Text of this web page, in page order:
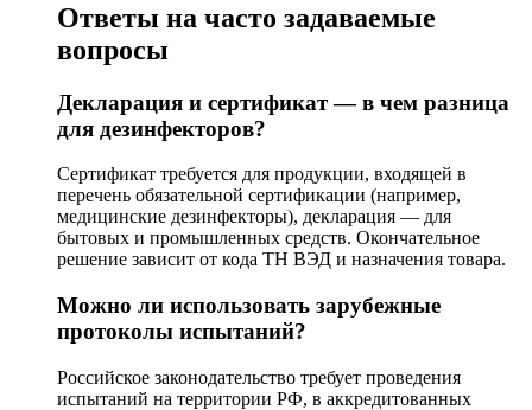
Ответы на часто задаваемые
вопросы
Декларация и сертификат — в чем разница
для дезинфекторов?
Сертификат требуется для продукции, входящей в
перечень обязательной сертификации (например,
медицинские дезинфекторы), декларация — для
бытовых и промышленных средств. Окончательное
решение зависит от кода ТН ВЭД и назначения товара.
Можно ли использовать зарубежные
протоколы испытаний?
Российское законодательство требует проведения
испытаний на территории РФ, в аккредитованных